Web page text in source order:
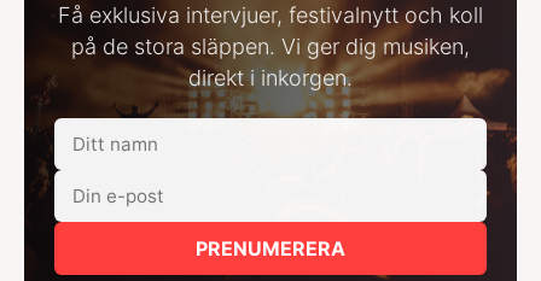
Få exklusiva intervjuer, festivalnytt och koll
på de stora släppen. Vi ger dig musiken,
direkt i inkorgen.
PRENUMERERA